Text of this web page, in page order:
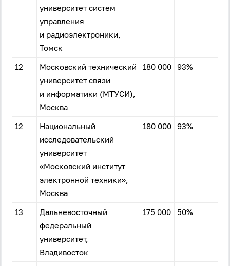
университет систем
управления
и радиоэлектроники,
Томск
12
Московский технический
университет связи
и информатики (МТУСИ),
Москва
180 000 93%
12
Национальный
исследовательский
университет
«Московский институт
электронной техники»,
Москва
180 000 93%
13
Дальневосточный
федеральный
университет,
Владивосток
175 000 50%